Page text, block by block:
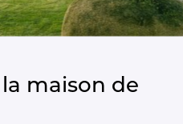
maison de